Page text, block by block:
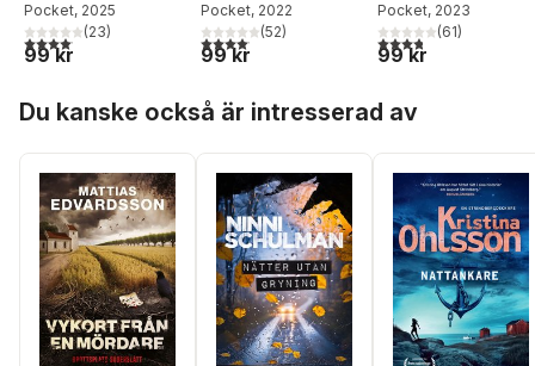
Pocket, 2025
4,1utav 5 stjärnor. Totalt antal röster:
(23)
99 kr
Pocket, 2022
4,1utav 5 stjärnor. Totalt antal röster:
(52)
99 kr
Pocket, 2023
3,8utav 5 stjärnor.
(61)
99 kr
Du kanske också är intresserad av